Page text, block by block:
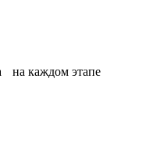
на каждом этапе